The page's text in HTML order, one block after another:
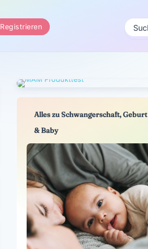
Registrieren
Alles zu Schwangerschaft, Geburt
& Baby